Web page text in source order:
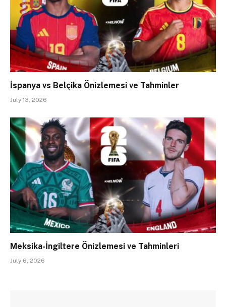
İspanya vs Belçika Önizlemesi ve Tahminler
July 13, 2026
Meksika-İngiltere Önizlemesi ve Tahminleri
July 6, 2026